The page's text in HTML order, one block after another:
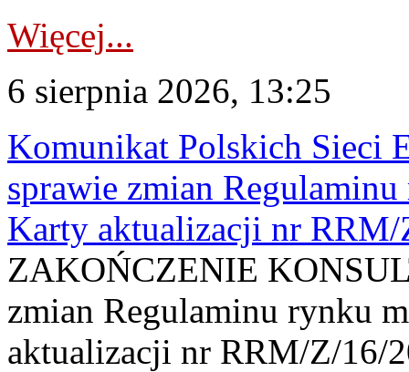
Więcej...
6 sierpnia 2026, 13:25
Komunikat Polskich Sieci
sprawie zmian
Karty aktualizacji nr
ZAKOŃCZENIE
zmian Regulaminu rynku
aktualizacji nr RRM/Z/16/